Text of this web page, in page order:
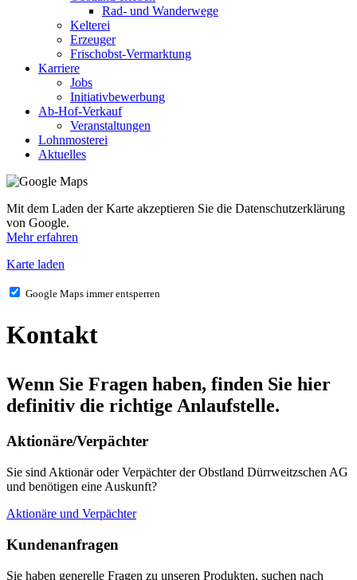
Rad- und Wanderwege
Kelterei
Erzeuger
Frischobst-Vermarktung
Karriere
Jobs
Initiativbewerbung
Ab-Hof-Verkauf
Veranstaltungen
Lohnmosterei
Aktuelles
Mit dem Laden der Karte akzeptieren Sie die Datenschutzerklärung
von Google.
Mehr erfahren
Karte laden
Google Maps immer entsperren
Kontakt
Wenn Sie Fragen haben, finden Sie hier
definitiv die richtige Anlaufstelle.
Aktionäre/Verpächter
Sie sind Aktionär oder Verpächter der Obstland Dürrweitzschen AG
und benötigen eine Auskunft?
Aktionäre und Verpächter
Kundenanfragen
Sie haben generelle Fragen zu unseren Produkten, suchen nach